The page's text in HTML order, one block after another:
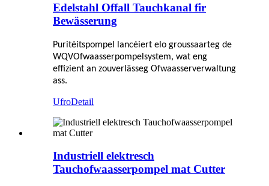
Edelstahl Offall Tauchkanal fir
Bewässerung
Puritéitspompel
lancéiert elo groussaarteg de
WQVOfwaasserpompelsystem, wat eng
effizient an zouverlässeg Ofwaasserverwaltung
ass.
UfroDetail
Industriell elektresch
Tauchofwaasserpompel mat Cutter